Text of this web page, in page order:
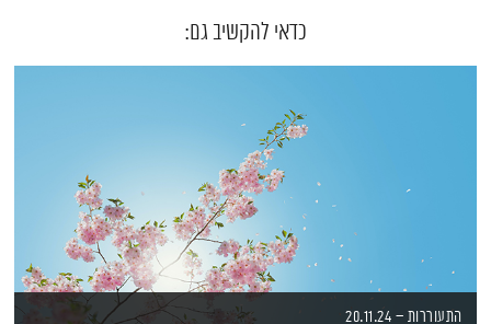
כדאי להקשיב גם:
התעוררות – 20.11.24